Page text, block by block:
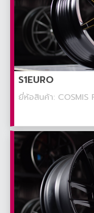
S1EURO
ยี่ห้อสินค้า: COSMIS